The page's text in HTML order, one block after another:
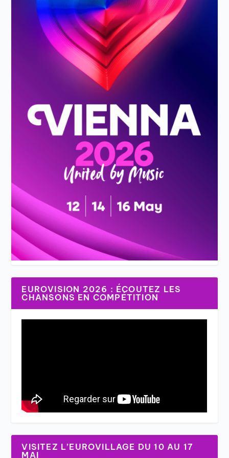
EUROVISION 2026 : ÉCOUTEZ LES
CHANSONS EN COMPÉTITION
VISITEZ L’EUROVILLAGE DU 10 AU 17
MAI